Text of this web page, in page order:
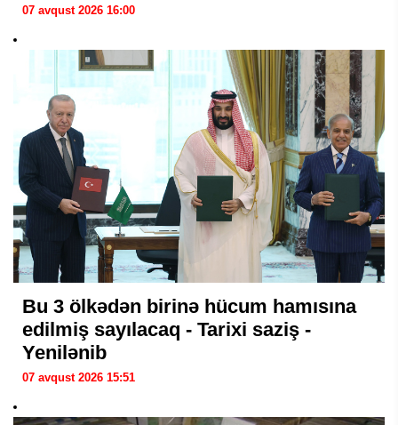
07 avqust 2026 16:00
Bu 3 ölkədən birinə hücum hamısına
edilmiş sayılacaq - Tarixi saziş -
Yenilənib
07 avqust 2026 15:51